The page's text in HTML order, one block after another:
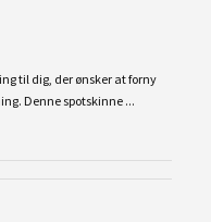
til dig, der ønsker at forny
Denne spotskinne ...